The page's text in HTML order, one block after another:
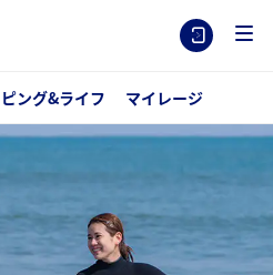
ング&ライフ マイレージ